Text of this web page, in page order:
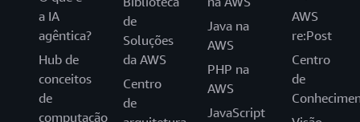
a IA
agêntica?
Hub de
conceitos
de
computação
de
Soluções
da AWS
Centro
de
Java na
AWS
PHP na
AWS
JavaScript
AWS
re:Post
Centro
de